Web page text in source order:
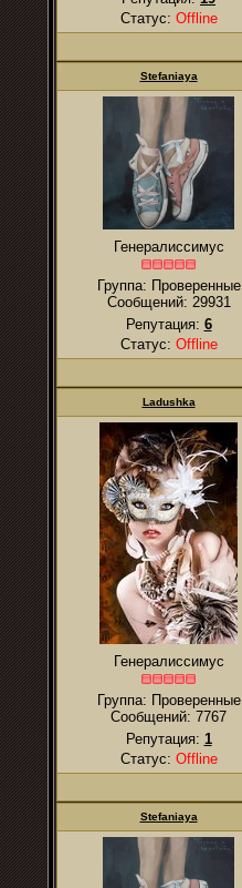
Статус: Offline
Stefaniaya
Генералиссимус
Группа: Проверенные
Сообщений: 29931
Репутация: 6
Статус: Offline
Ladushka
Генералиссимус
Группа: Проверенные
Сообщений: 7767
Репутация: 1
Статус: Offline
Stefaniaya